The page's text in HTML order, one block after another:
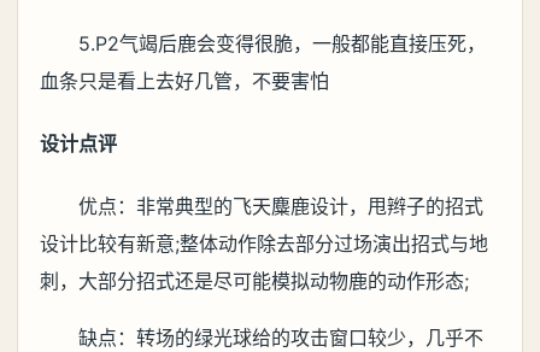
5.P2气竭后鹿会变得很脆，一般都能直接压死，
血条只是看上去好几管，不要害怕
设计点评
优点：非常典型的飞天麋鹿设计，甩辫子的招式
设计比较有新意;整体动作除去部分过场演出招式与地
刺，大部分招式还是尽可能模拟动物鹿的动作形态;
缺点：转场的绿光球给的攻击窗口较少，几乎不